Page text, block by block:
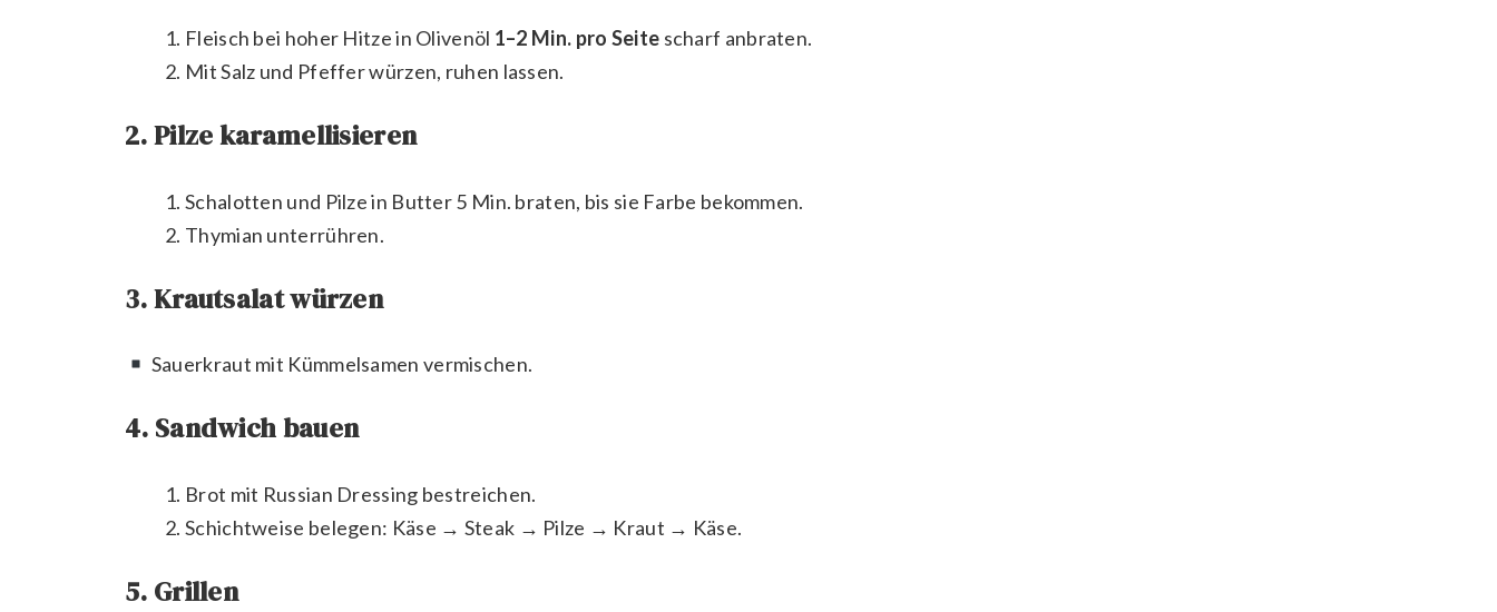
Fleisch bei hoher Hitze in Olivenöl 1–2 Min. pro Seite scharf anbraten.
Mit Salz und Pfeffer würzen, ruhen lassen.
2. Pilze karamellisieren
Schalotten und Pilze in Butter 5 Min. braten, bis sie Farbe bekommen.
Thymian unterrühren.
3. Krautsalat würzen
Sauerkraut mit Kümmelsamen vermischen.
4. Sandwich bauen
Brot mit Russian Dressing bestreichen.
Schichtweise belegen: Käse → Steak → Pilze → Kraut → Käse.
5. Grillen